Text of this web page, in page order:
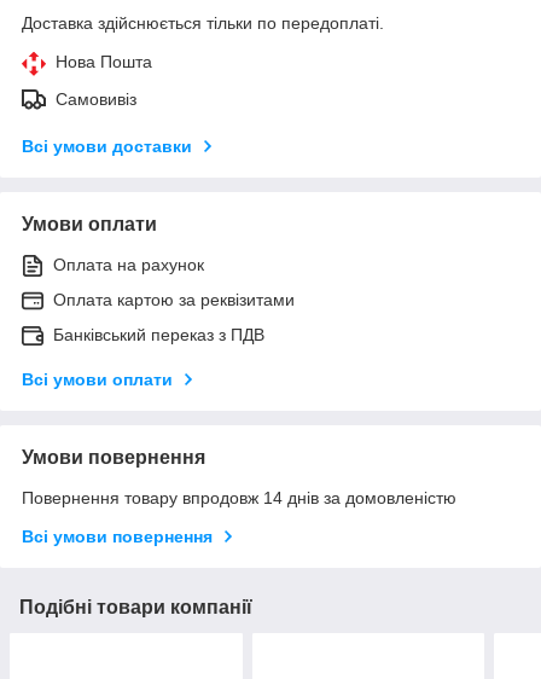
Доставка здійснюється тільки по передоплаті.
Нова Пошта
Самовивіз
Всі умови доставки
Умови оплати
Оплата на рахунок
Оплата картою за реквізитами
Банківський переказ з ПДВ
Всі умови оплати
Умови повернення
Повернення товару впродовж 14 днів за домовленістю
Всі умови повернення
Подібні товари компанії